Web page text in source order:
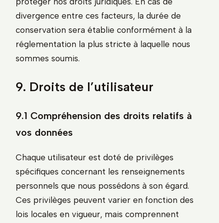
divergence entre ces facteurs, la durée de
conservation sera établie conformément à la
réglementation la plus stricte à laquelle nous
sommes soumis.
9. Droits de l’utilisateur
9.1 Compréhension des droits relatifs à
vos données
Chaque utilisateur est doté de privilèges
spécifiques concernant les renseignements
personnels que nous possédons à son égard.
Ces privilèges peuvent varier en fonction des
lois locales en vigueur, mais comprennent